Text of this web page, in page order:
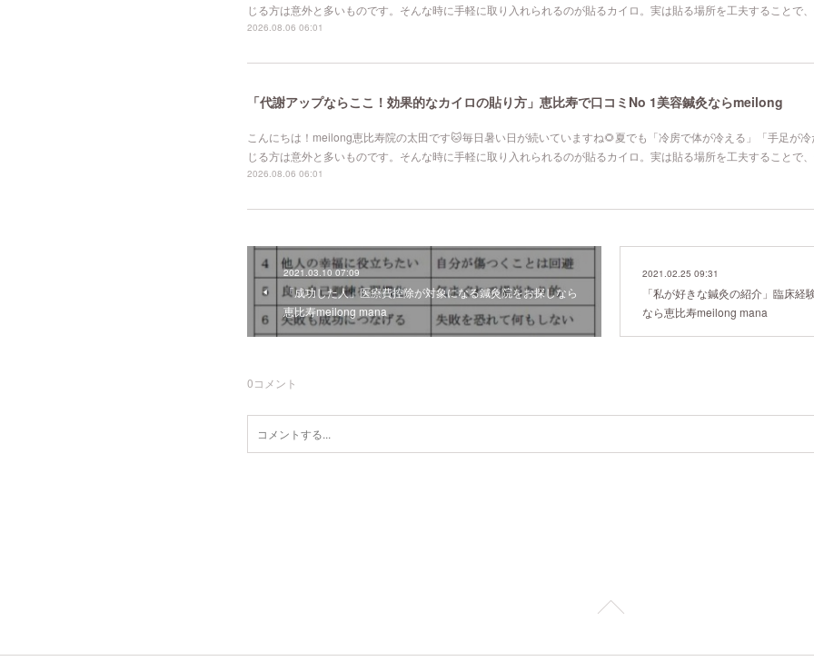
じる方は意外と多いものです。そんな時に手軽に取り入れられるのが貼るカイロ。実は貼る場所を工夫することで
2026.08.06 06:01
「代謝アップならここ！効果的なカイロの貼り方」恵比寿で口コミNo 1美容鍼灸ならmeilong
こんにちは！meilong恵比寿院の太田です🐱毎日暑い日が続いていますね🌻夏でも「冷房で体が冷える」「手足が
じる方は意外と多いものです。そんな時に手軽に取り入れられるのが貼るカイロ。実は貼る場所を工夫することで
2026.08.06 06:01
2021.03.10 07:09
「成功した人」医療費控除が対象になる鍼灸院をお探しなら
恵比寿meilong mana
2021.02.25 09:31
「私が好きな鍼灸の紹介」臨床経
なら恵比寿meilong mana
0コメント